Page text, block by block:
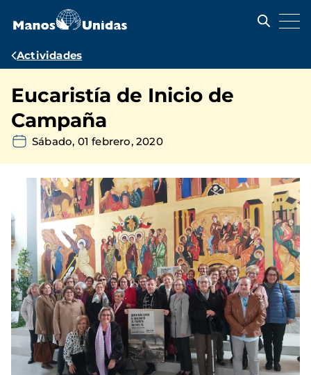
contenido
Ruta
navegación
Actividades
Eucaristía de Inicio de
Campaña
Sábado, 01 febrero, 2020